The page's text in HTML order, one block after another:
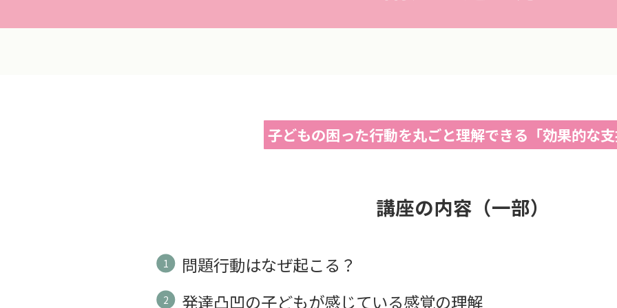
子どもの困った行動を丸ごと理解できる「効果的な
講座の内容（一部）
問題行動はなぜ起こる？
発達凸凹の子どもが感じている感覚の理解